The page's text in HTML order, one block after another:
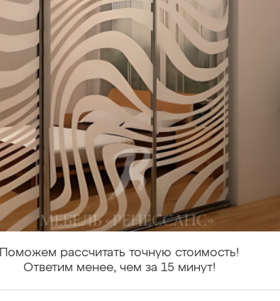
Поможем рассчитать точную стоимость!
Ответим менее, чем за 15 минут!